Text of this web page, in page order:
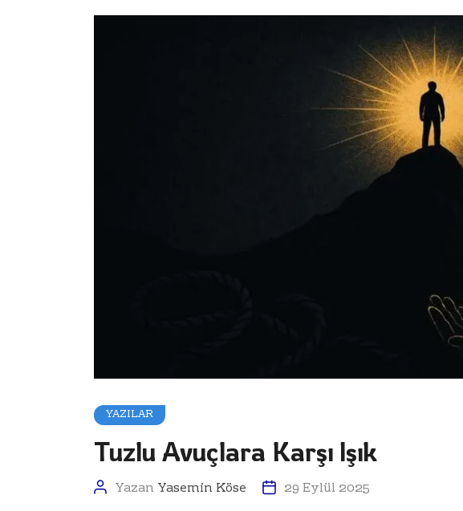
YAZILAR
Tuzlu Avuçlara Karşı Işık
Yazan Yasemin Köse 29 Eylül 2025